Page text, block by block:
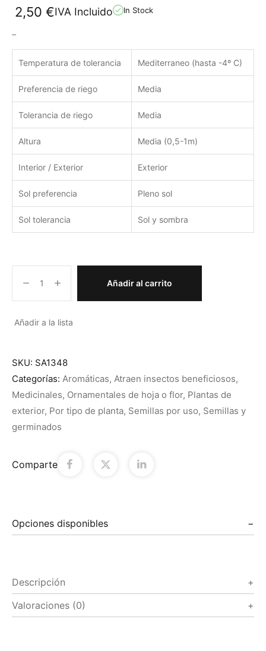
2,50 €IVA Incluido In Stock
–
Temperatura de tolerancia Mediterraneo (hasta -4º C)
Preferencia de riego Media
Tolerancia de riego Media
Altura Media (0,5-1m)
Interior / Exterior Exterior
Sol preferencia Pleno sol
Sol tolerancia Sol y sombra
Añadir al carrito
Añadir a la lista
SKU: SA1348
Categorías: Aromáticas, Atraen insectos beneficiosos,
Medicinales, Ornamentales de hoja o flor, Plantas de
exterior, Por tipo de planta, Semillas por uso, Semillas y
germinados
Comparte
Opciones disponibles
Descripción
Valoraciones (0)